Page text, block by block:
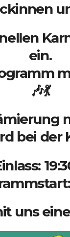
ein.
🎶💃
bei der
uns